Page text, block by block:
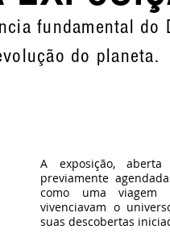
fundamental do
do planeta.
A exposição,
previamente
como uma viagem
vivenciavam o
suas descobertas